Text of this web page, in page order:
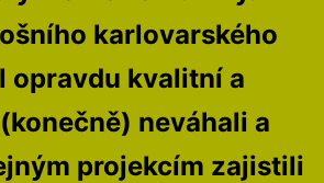
karlovarského
opravdu kvalitní a
neváhali a
projekcím zajistili